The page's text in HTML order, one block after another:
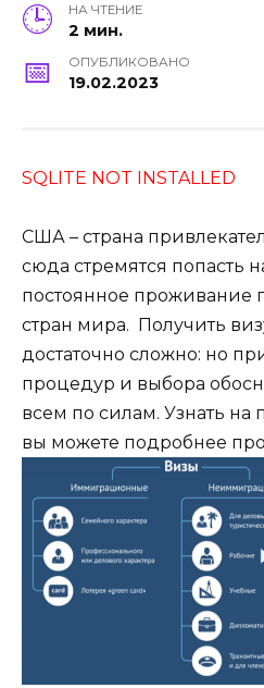
НА ЧТЕНИЕ
2 мин.
ОПУБЛИКОВАНО
19.02.2023
SQLITE NOT INSTALLED
США – страна
сюда стремятся попасть
постоянное проживание
стран мира. Получить
достаточно сложно: но
процедур и выбора
всем по силам. Узнать на
вы можете подробнее